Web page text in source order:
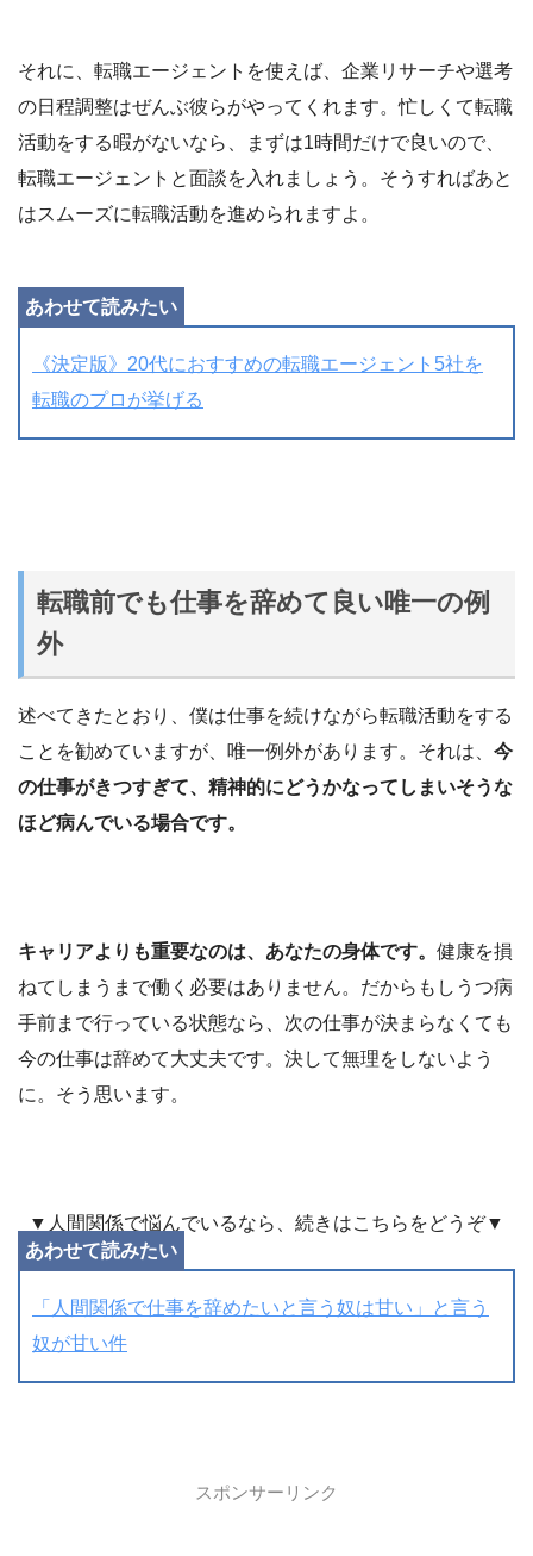
それに、転職エージェントを使えば、企業リサーチや選考
の日程調整はぜんぶ彼らがやってくれます。忙しくて転職
活動をする暇がないなら、まずは1時間だけで良いので、
転職エージェントと面談を入れましょう。そうすればあと
はスムーズに転職活動を進められますよ。
《決定版》20代におすすめの転職エージェント5社を
転職のプロが挙げる
転職前でも仕事を辞めて良い唯一の例
外
述べてきたとおり、僕は仕事を続けながら転職活動をする
ことを勧めていますが、唯一例外があります。それは、 今
の仕事がきつすぎて、精神的にどうかなってしまいそうな
ほど病んでいる場合です。
キャリアよりも重要なのは、あなたの身体です。 健康を損
ねてしまうまで働く必要はありません。だからもしうつ病
手前まで行っている状態なら、次の仕事が決まらなくても
今の仕事は辞めて大丈夫です。決して無理をしないよう
に。そう思います。
▼人間関係で悩んでいるなら、続きはこちらをどうぞ▼
「人間関係で仕事を辞めたいと言う奴は甘い」と言う
奴が甘い件
スポンサーリンク